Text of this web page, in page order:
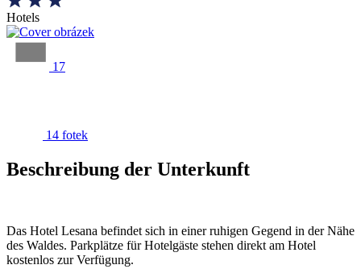
Hotels
17
14 fotek
Beschreibung der Unterkunft
Das Hotel Lesana befindet sich in einer ruhigen Gegend in der Nähe
des Waldes. Parkplätze für Hotelgäste stehen direkt am Hotel
kostenlos zur Verfügung.